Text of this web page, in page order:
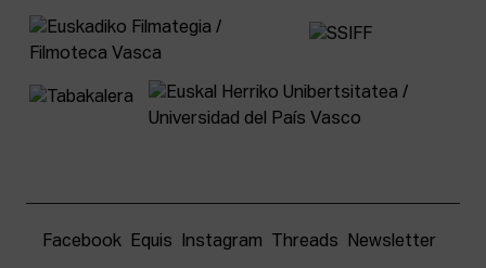
Facebook Equis Instagram Threads Newsletter